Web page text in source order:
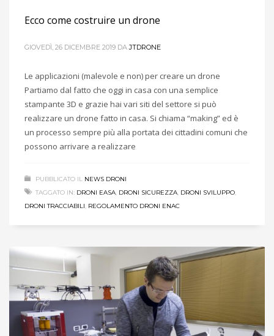
Ecco come costruire un drone
GIOVEDÌ, 26 DICEMBRE 2019 DAJTDRONE
Le applicazioni (malevole e non) per creare un drone
Partiamo dal fatto che oggi in casa con una semplice
stampante 3D e grazie hai vari siti del settore si può
realizzare un drone fatto in casa. Si chiama “making” ed è
un processo sempre più alla portata dei cittadini comuni che
possono arrivare a realizzare
PUBBLICATO IL NEWS DRONI
TAGGATO IN: DRONI EASA, DRONI SICUREZZA, DRONI SVILUPPO,
DRONI TRACCIABILI, REGOLAMENTO DRONI ENAC